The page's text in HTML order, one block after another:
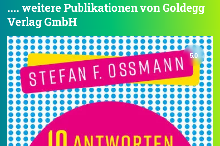
.... weitere Publikationen von Goldegg
Verlag GmbH
5.0